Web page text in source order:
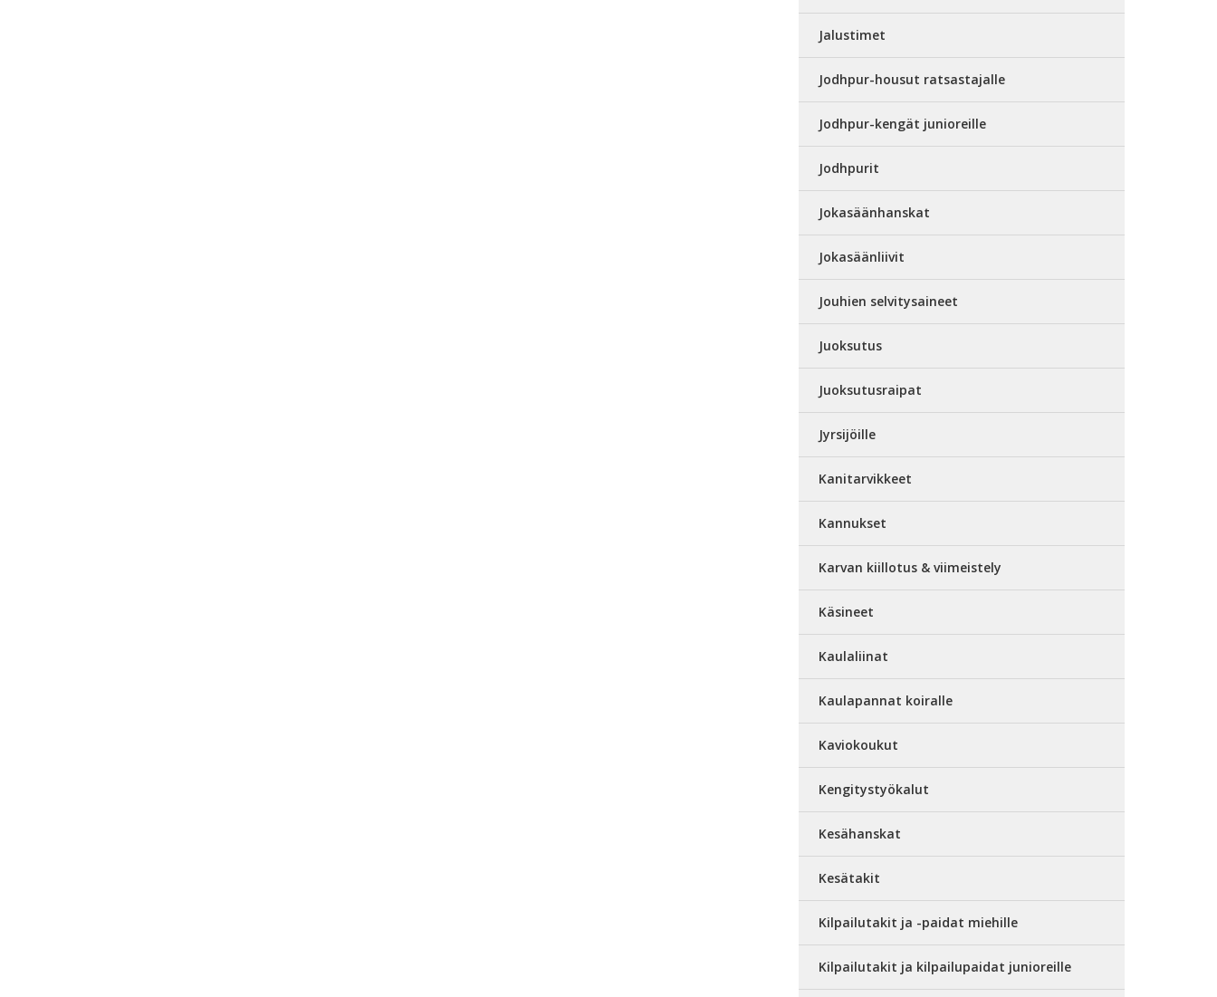
Jalustimet
Jodhpur-housut ratsastajalle
Jodhpur-kengät junioreille
Jodhpurit
Jokasäänhanskat
Jokasäänliivit
Jouhien selvitysaineet
Juoksutus
Juoksutusraipat
Jyrsijöille
Kanitarvikkeet
Kannukset
Karvan kiillotus & viimeistely
Käsineet
Kaulaliinat
Kaulapannat koiralle
Kaviokoukut
Kengitystyökalut
Kesähanskat
Kesätakit
Kilpailutakit ja -paidat miehille
Kilpailutakit ja kilpailupaidat junioreille